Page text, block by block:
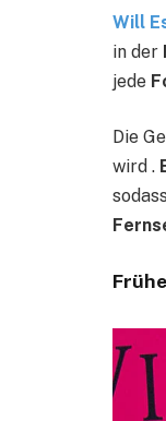
Will
in der
jede
Die
wird .